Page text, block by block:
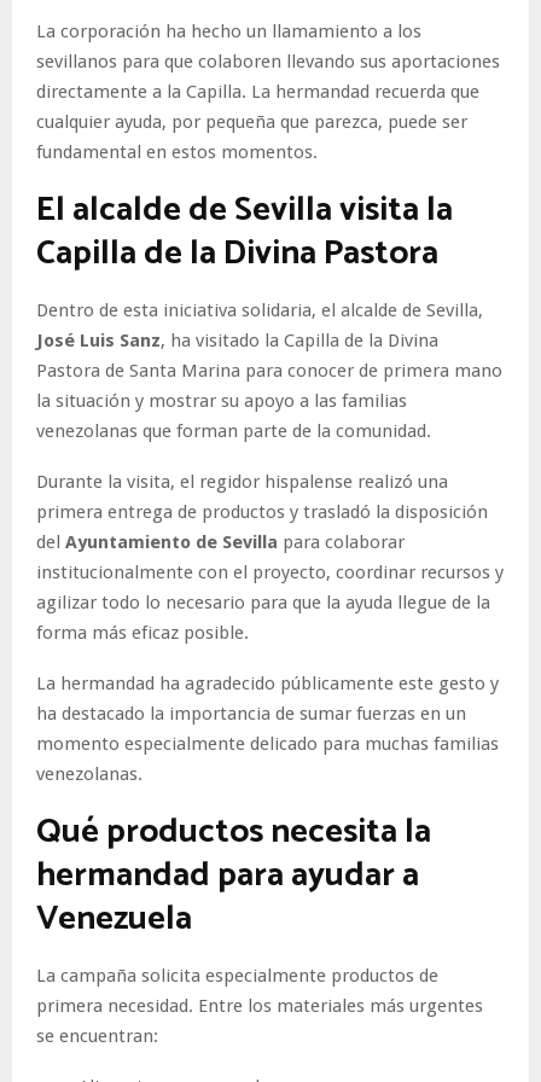
La corporación ha hecho un llamamiento a los
sevillanos para que colaboren llevando sus aportaciones
directamente a la Capilla. La hermandad recuerda que
cualquier ayuda, por pequeña que parezca, puede ser
fundamental en estos momentos.
El alcalde de Sevilla visita la
Capilla de la Divina Pastora
Dentro de esta iniciativa solidaria, el alcalde de Sevilla,
José Luis Sanz, ha visitado la Capilla de la Divina
Pastora de Santa Marina para conocer de primera mano
la situación y mostrar su apoyo a las familias
venezolanas que forman parte de la comunidad.
Durante la visita, el regidor hispalense realizó una
primera entrega de productos y trasladó la disposición
del Ayuntamiento de Sevilla para colaborar
institucionalmente con el proyecto, coordinar recursos y
agilizar todo lo necesario para que la ayuda llegue de la
forma más eficaz posible.
La hermandad ha agradecido públicamente este gesto y
ha destacado la importancia de sumar fuerzas en un
momento especialmente delicado para muchas familias
venezolanas.
Qué productos necesita la
hermandad para ayudar a
Venezuela
La campaña solicita especialmente productos de
primera necesidad. Entre los materiales más urgentes
se encuentran: